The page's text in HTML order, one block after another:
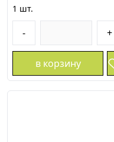
1 шт.
- +
в корзину